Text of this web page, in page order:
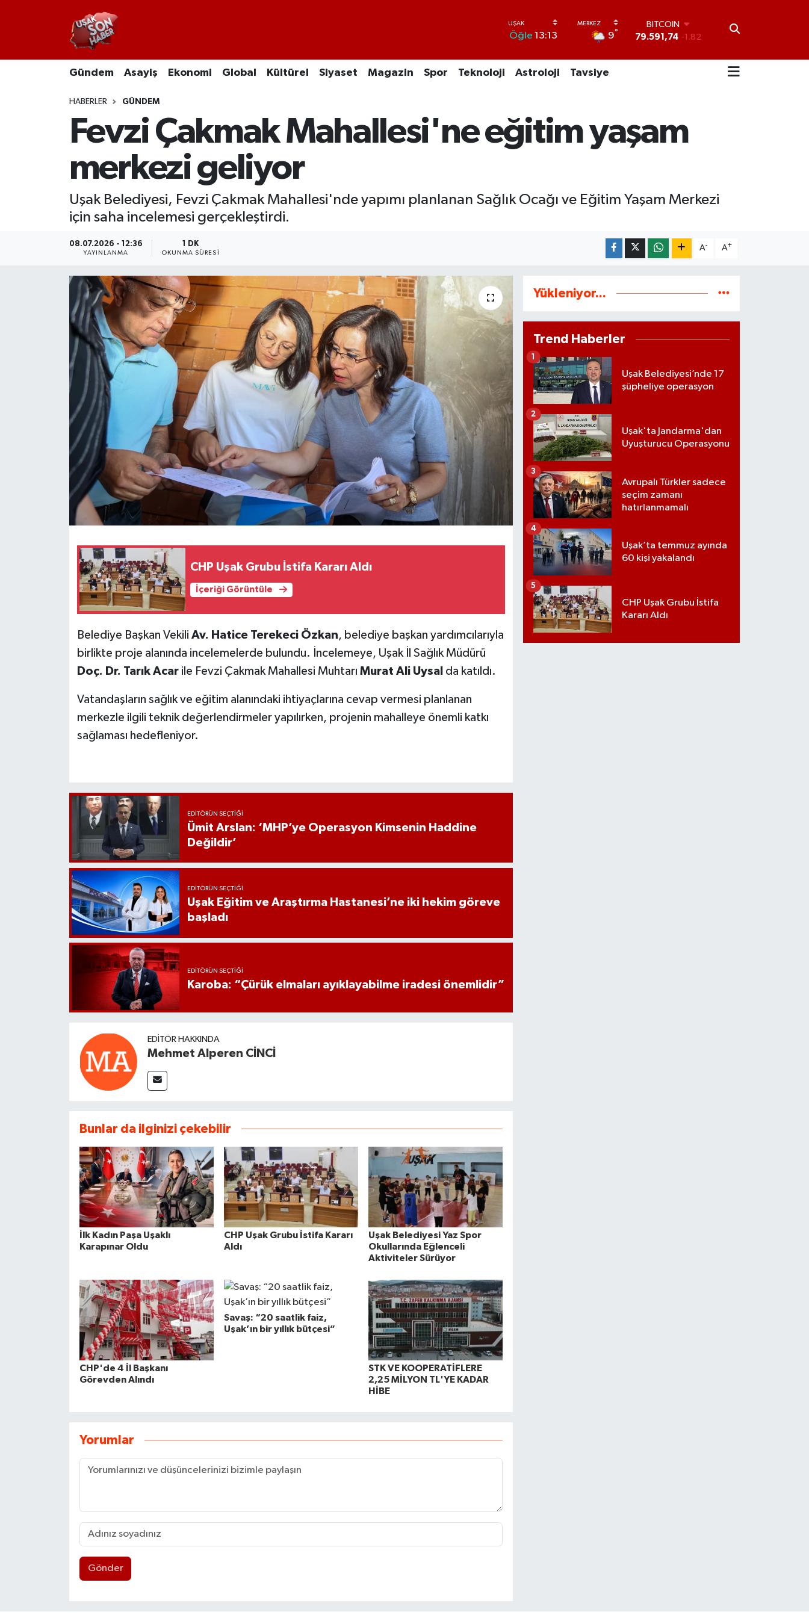
Öğle 13:13 9°
79.591,74
-1.82
DOLAR
6862,09000
BİST100
Gündem Asayiş Ekonomi Global Kültürel Siyaset Magazin Spor Teknoloji Astroloji Tavsiye
HABERLER GÜNDEM
Fevzi Çakmak Mahallesi'ne eğitim yaşam
merkezi geliyor
Uşak Belediyesi, Fevzi Çakmak Mahallesi'nde yapımı planlanan Sağlık Ocağı ve Eğitim Yaşam Merkezi
için saha incelemesi gerçekleştirdi.
08.07.2026 - 12:36
YAYINLANMA
1 DK
OKUNMA SÜRESI
A- A+
CHP Uşak Grubu İstifa Kararı Aldı
İçeriği Görüntüle
Belediye Başkan Vekili Av. Hatice Terekeci Özkan, belediye başkan yardımcılarıyla
birlikte proje alanında incelemelerde bulundu. İncelemeye, Uşak İl Sağlık Müdürü
Doç. Dr. Tarık Acarile Fevzi Çakmak Mahallesi Muhtarı Murat Ali Uysal da katıldı.
Vatandaşların sağlık ve eğitim alanındaki ihtiyaçlarına cevap vermesi planlanan
merkezle ilgili teknik değerlendirmeler yapılırken, projenin mahalleye önemli katkı
sağlaması hedefleniyor.
EDITÖRÜN SEÇTIĞI
Ümit Arslan: ‘MHP’ye Operasyon Kimsenin Haddine
Değildir’
EDITÖRÜN SEÇTIĞI
Uşak Eğitim ve Araştırma Hastanesi’ne iki hekim göreve
başladı
EDITÖRÜN SEÇTIĞI
Karoba: “Çürük elmaları ayıklayabilme iradesi önemlidir”
EDITÖR HAKKINDA
Mehmet Alperen CİNCİ
Bunlar da ilginizi çekebilir
İlk Kadın Paşa Uşaklı
Karapınar Oldu
CHP Uşak Grubu İstifa Kararı
Aldı
Uşak Belediyesi Yaz Spor
Okullarında Eğlenceli
Aktiviteler Sürüyor
CHP'de 4 İl Başkanı
Görevden Alındı
Savaş: “20 saatlik faiz,
Uşak’ın bir yıllık bütçesi”
STK VE KOOPERATİFLERE
2,25 MİLYON TL'YE KADAR
HİBE
Yorumlar
Gönder
Yükleniyor...
Trend Haberler
Uşak Belediyesi’nde 17
şüpheliye operasyon
1
Uşak'ta Jandarma'dan
Uyuşturucu Operasyonu
2
Avrupalı Türkler sadece
seçim zamanı
hatırlanmamalı
3
Uşak’ta temmuz ayında
60 kişi yakalandı
4
CHP Uşak Grubu İstifa
Kararı Aldı
5
Uşak Nöbetçi Eczaneler
Uşak Hava Durumu
Uşak Namaz Vakitleri
Uşak Trafik Yoğunluk Haritası
Süper Lig Puan Durumu ve Fikstür
Tüm Manşetler